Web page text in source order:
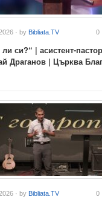
· by Bibliata.TV 0
ли си?“ | асистент-пастор
Драганов | Църква
· by Bibliata.TV 0